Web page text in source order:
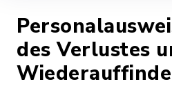
des Verlustes